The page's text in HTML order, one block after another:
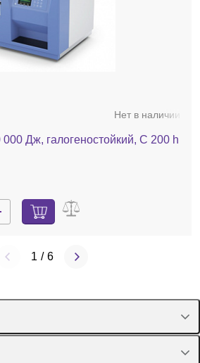
2 л
Нет в наличии
Дж, галогеностойкий, C 200 h
1 / 6